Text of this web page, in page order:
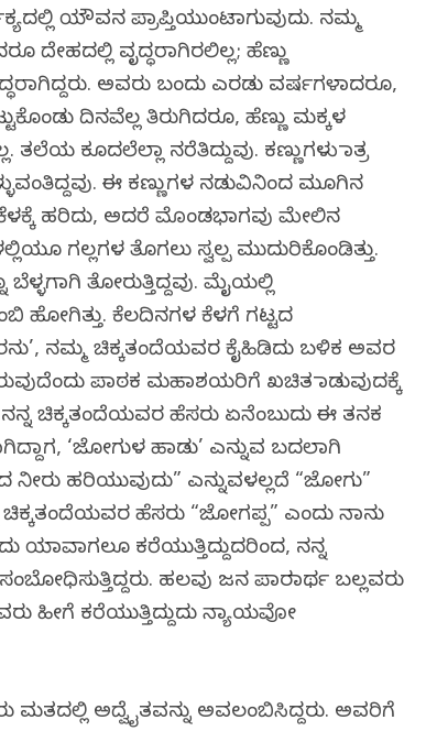
ಯೌವನ ಪ್ರಾಪ್ತಿಯುಂಟಾಗುವುದು. ನಮ್ಮ
ದೇಹದಲ್ಲಿ ವೃದ್ಧರಾಗಿರಲಿಲ್ಲ; ಹೆಣ್ಣು
ಅವರು ಬಂದು ಎರಡು ವರ್ಷಗಳಾದರೂ,
ದಿನವೆಲ್ಲ ತಿರುಗಿದರೂ, ಹೆಣ್ಣು ಮಕ್ಕಳ
ಕೂದಲೆಲ್ಲಾ ನರೆತಿದ್ದುವು. ಕಣ್ಣುಗಳು ಮಾತ್ರ
ಈ ಕಣ್ಣುಗಳ ನಡುವಿನಿಂದ ಮೂಗಿನ
ಹರಿದು, ಅದರೆ ಮೊಂಡಭಾಗವು ಮೇಲಿನ
ಗಲ್ಲಗಳ ತೊಗಲು ಸ್ವಲ್ಪ ಮುದುರಿಕೊಂಡಿತ್ತು.
ಬೆಳ್ಳಗಾಗಿ ತೋರುತ್ತಿದ್ದವು. ಮೈಯಲ್ಲಿ
ಹೋಗಿತ್ತು. ಕೆಲದಿನಗಳ ಕೆಳಗೆ ಗಟ್ಟದ
ನಮ್ಮ ಚಿಕ್ಕತಂದೆಯವರ ಕೈಹಿಡಿದು ಬಳಿಕ ಅವರ
ಪಾಠಕ ಮಹಾಶಯರಿಗೆ ಖಚಿತ ಮಾಡುವುದಕ್ಕೆ
ನನ್ನ ಚಿಕ್ಕತಂದೆಯವರ ಹೆಸರು ಏನೆಂಬುದು ಈ ತನಕ
‘ಜೋಗುಳ ಹಾಡು’ ಎನ್ನುವ ಬದಲಾಗಿ
ನೀರು ಹರಿಯುವುದು” ಎನ್ನುವಳಲ್ಲದೆ “ಜೋಗು”
ಹೆಸರು “ಜೋಗಪ್ಪ” ಎಂದು ನಾನು
ಯಾವಾಗಲೂ ಕರೆಯುತ್ತಿದ್ದುದರಿಂದ, ನನ್ನ
ಹಲವು ಜನ ಪಾರಮಾರ್ಥ ಬಲ್ಲವರು
ಹೀಗೆ ಕರೆಯುತ್ತಿದ್ದುದು ನ್ಯಾಯವೋ
ಮತದಲ್ಲಿ ಅದ್ವೈತವನ್ನು ಅವಲಂಬಿಸಿದ್ದರು. ಅವರಿಗೆ